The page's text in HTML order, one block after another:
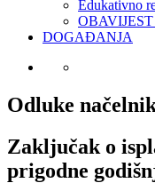
Edukativno
DOGAĐANJA
Odluke
Zaključak o
prigodne